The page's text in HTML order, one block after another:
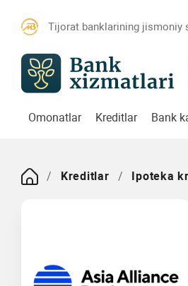
Tijorat banklarining jismoniy
Omonatlar Kreditlar Bank
Kreditlar Ipoteka